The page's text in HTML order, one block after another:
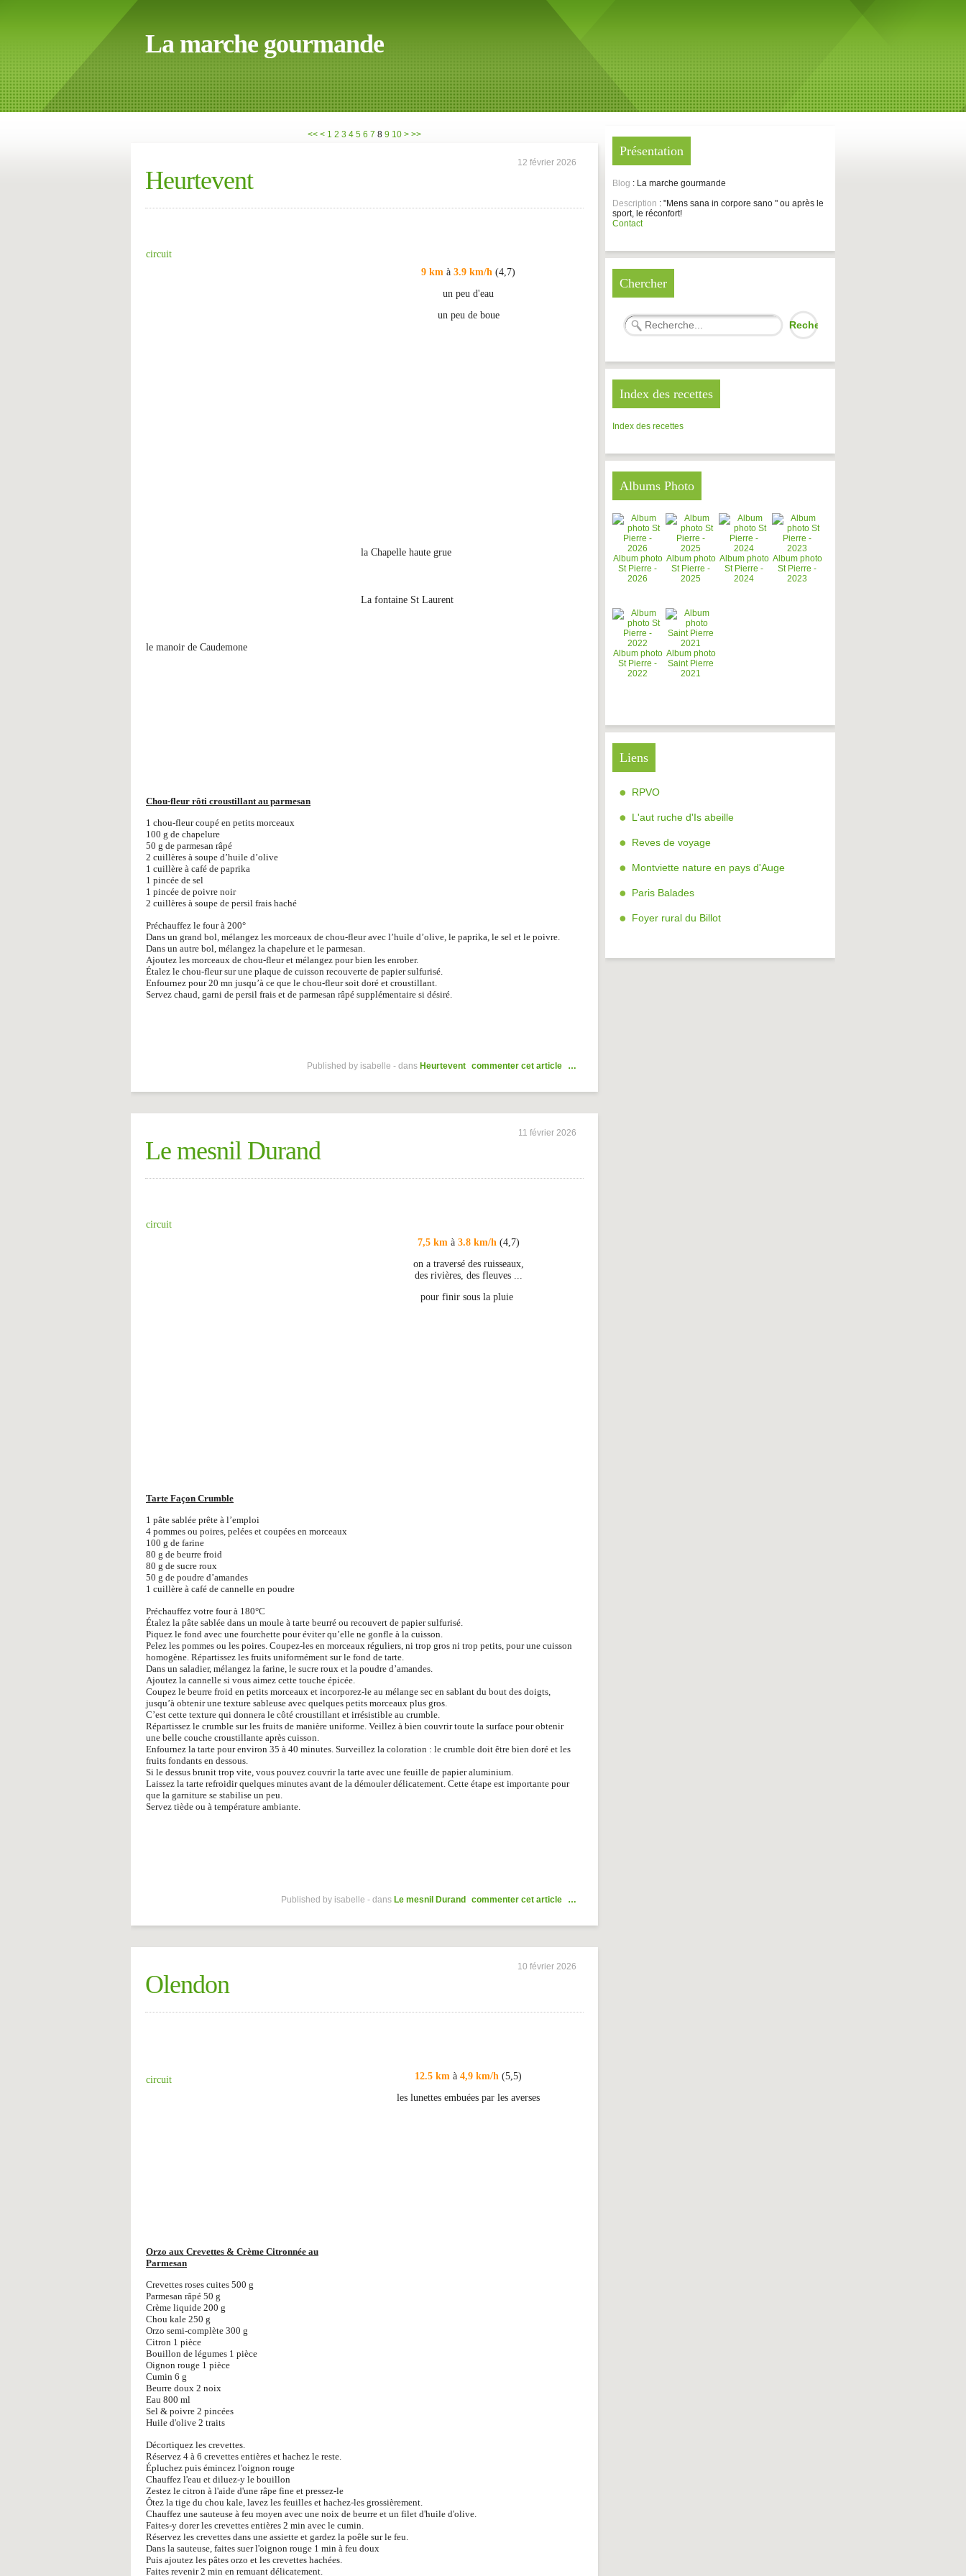
La marche gourmande
<< < 1 2 3 4 5 6 7 8 9 10 20
30
40
50
60
70
80
90
100
> >>
12 février 2026
Heurtevent
circuit
9 km à 3.9 km/h (4,7)
un peu d'eau
un peu de boue
la Chapelle haute grue
La fontaine St Laurent
le manoir de Caudemone
Chou-fleur rôti croustillant au parmesan
1 chou-fleur coupé en petits morceaux
100 g de chapelure
50 g de parmesan râpé
2 cuillères à soupe d’huile d’olive
1 cuillère à café de paprika
1 pincée de sel
1 pincée de poivre noir
2 cuillères à soupe de persil frais haché
Préchauffez le four à 200°
Dans un grand bol, mélangez les morceaux de chou-fleur avec l’huile d’olive, le paprika, le sel et le poivre.
Dans un autre bol, mélangez la chapelure et le parmesan.
Ajoutez les morceaux de chou-fleur et mélangez pour bien les enrober.
Étalez le chou-fleur sur une plaque de cuisson recouverte de papier sulfurisé.
Enfournez pour 20 mn jusqu’à ce que le chou-fleur soit doré et croustillant.
Servez chaud, garni de persil frais et de parmesan râpé supplémentaire si désiré.
Published by isabelle - dans Heurtevent commenter cet article …
11 février 2026
Le mesnil Durand
circuit
7,5 kmà 3.8 km/h(4,7)
on a traversé des ruisseaux,
des rivières, des fleuves ...
pour finir sous la pluie
Tarte Façon Crumble
1 pâte sablée prête à l’emploi
4 pommes ou poires, pelées et coupées en morceaux
100 g de farine
80 g de beurre froid
80 g de sucre roux
50 g de poudre d’amandes
1 cuillère à café de cannelle en poudre
Préchauffez votre four à 180°C
Étalez la pâte sablée dans un moule à tarte beurré ou recouvert de papier sulfurisé.
Piquez le fond avec une fourchette pour éviter qu’elle ne gonfle à la cuisson.
Pelez les pommes ou les poires. Coupez-les en morceaux réguliers, ni trop gros ni trop petits, pour une cuisson
homogène. Répartissez les fruits uniformément sur le fond de tarte.
Dans un saladier, mélangez la farine, le sucre roux et la poudre d’amandes.
Ajoutez la cannelle si vous aimez cette touche épicée.
Coupez le beurre froid en petits morceaux et incorporez-le au mélange sec en sablant du bout des doigts,
jusqu’à obtenir une texture sableuse avec quelques petits morceaux plus gros.
C’est cette texture qui donnera le côté croustillant et irrésistible au crumble.
Répartissez le crumble sur les fruits de manière uniforme. Veillez à bien couvrir toute la surface pour obtenir
une belle couche croustillante après cuisson.
Enfournez la tarte pour environ 35 à 40 minutes. Surveillez la coloration : le crumble doit être bien doré et les
fruits fondants en dessous.
Si le dessus brunit trop vite, vous pouvez couvrir la tarte avec une feuille de papier aluminium.
Laissez la tarte refroidir quelques minutes avant de la démouler délicatement. Cette étape est importante pour
que la garniture se stabilise un peu.
Servez tiède ou à température ambiante.
Published by isabelle - dans Le mesnil Durand commenter cet article …
10 février 2026
Olendon
circuit 12.5 km à 4,9 km/h (5,5)
les lunettes embuées par les averses
Orzo aux Crevettes & Crème Citronnée au
Parmesan
Crevettes roses cuites 500 g
Parmesan râpé 50 g
Crème liquide 200 g
Chou kale 250 g
Orzo semi-complète 300 g
Citron 1 pièce
Bouillon de légumes 1 pièce
Oignon rouge 1 pièce
Cumin 6 g
Beurre doux 2 noix
Eau 800 ml
Sel & poivre 2 pincées
Huile d'olive 2 traits
Décortiquez les crevettes.
Réservez 4 à 6 crevettes entières et hachez le reste.
Épluchez puis émincez l'oignon rouge
Chauffez l'eau et diluez-y le bouillon
Zestez le citron à l'aide d'une râpe fine et pressez-le
Ôtez la tige du chou kale, lavez les feuilles et hachez-les grossièrement.
Chauffez une sauteuse à feu moyen avec une noix de beurre et un filet d'huile d'olive.
Faites-y dorer les crevettes entières 2 min avec le cumin.
Réservez les crevettes dans une assiette et gardez la poêle sur le feu.
Dans la sauteuse, faites suer l'oignon rouge 1 min à feu doux
Puis ajoutez les pâtes orzo et les crevettes hachées.
Faites revenir 2 min en remuant délicatement.
Présentation
Blog : La marche gourmande
Description : "Mens sana in corpore sano " ou après le
sport, le réconfort!
Contact
Chercher
Index des recettes
Index des recettes
Albums Photo
Album photo
St Pierre -
2026
Album photo
St Pierre -
2025
Album photo
St Pierre -
2024
Album photo
St Pierre -
2023
Album photo
St Pierre -
2022
Album photo
Saint Pierre
2021
Liens
RPVO
L'aut ruche d'Is abeille
Reves de voyage
Montviette nature en pays d'Auge
Paris Balades
Foyer rural du Billot